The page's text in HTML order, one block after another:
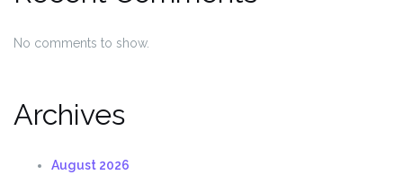
No comments to show.
Archives
August 2026